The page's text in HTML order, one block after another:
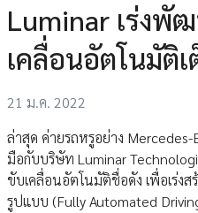
Luminar เร่งพั
เคลื่อนอัตโนมัติ
21 ม.ค. 2022
ล่าสุด ค่ายรถหรูอย่าง
มือกับบริษัท Luminar
ขับเคลื่อนอัตโนมัติชื่อดัง เพื่อเร่ง
รูปแบบ (Fully Automated